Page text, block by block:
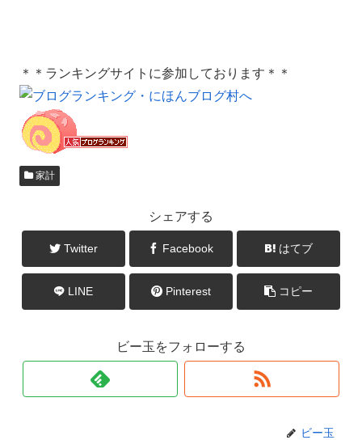
＊＊ランキングサイトに参加しております＊＊
家計
シェアする
Twitter Facebook はてブ
LINE Pinterest コピー
ビー玉をフォローする
ビー玉